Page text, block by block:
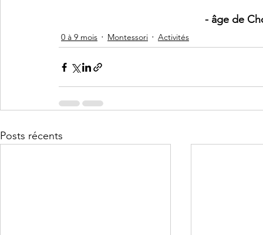
- âge de
0 à 9 mois Montessori Activités
Posts récents